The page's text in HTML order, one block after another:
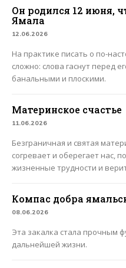
Он родился 12 июня,
Ямала
12.06.2026
На практике писать о по-
сложно: слова гаснут перед
банальными и плоскими.
Материнское счастье
11.06.2026
Безграничная и святая
согревает и оберегает нас,
жизненные трудности и
Компас добра
08.06.2026
Эта закалка стала прочным
дальнейшей жизни.